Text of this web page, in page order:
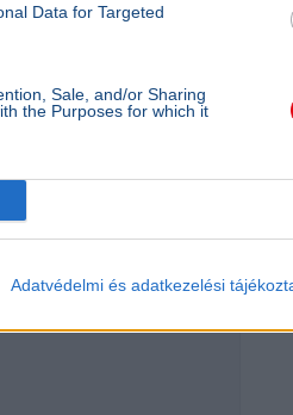
Data for Targeted
Sale, and/or Sharing
the Purposes for which it
Adatvédelmi és adatkezelési
ha a kormány
a pont, ahol a
május végéig
a végleges